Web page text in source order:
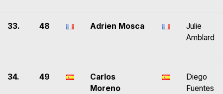
33. 48 Adrien Mosca
Julie
Amblard
34. 49
Carlos
Moreno
Diego
Fuentes